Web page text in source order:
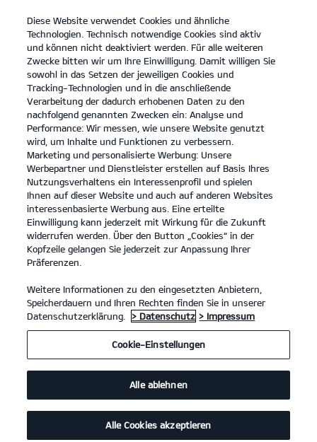
open
menu
KONTAKT
Der EV9 GT
... ... DER EV9 GT
Der neue Kia EV9 GT.
Vollelektrische SUV-Power.
Diese Website verwendet Cookies und ähnliche
Technologien. Technisch notwendige Cookies sind aktiv
und können nicht deaktiviert werden. Für alle weiteren
Zwecke bitten wir um Ihre Einwilligung. Damit willigen Sie
sowohl in das Setzen der jeweiligen Cookies und
Tracking-Technologien und in die anschließende
Verarbeitung der dadurch erhobenen Daten zu den
nachfolgend genannten Zwecken ein: Analyse und
Performance: Wir messen, wie unsere Website genutzt
wird, um Inhalte und Funktionen zu verbessern.
Marketing und personalisierte Werbung: Unsere
Werbepartner und Dienstleister erstellen auf Basis Ihres
Nutzungsverhaltens ein Interessenprofil und spielen
Ihnen auf dieser Website und auch auf anderen Websites
interessenbasierte Werbung aus. Eine erteilte
Einwilligung kann jederzeit mit Wirkung für die Zukunft
widerrufen werden. Über den Button „Cookies“ in der
Kopfzeile gelangen Sie jederzeit zur Anpassung Ihrer
Präferenzen.
Weitere Informationen zu den eingesetzten Anbietern,
Speicherdauern und Ihren Rechten finden Sie in unserer
Datenschutzerklärung.
> Datenschutz > Impressum
Cookie-Einstellungen
Alle ablehnen
Alle Cookies akzeptieren